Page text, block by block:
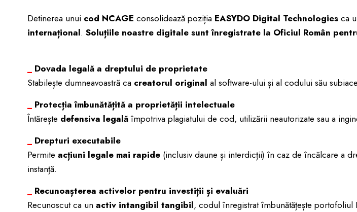
Detinerea unui cod NCAGE consolidează poziția EASYDO Digital Technologies ca
internațional. Soluțiile noastre digitale sunt înregistrate la Oficiul Român
_ Dovada legală a dreptului de proprietate
Stabilește dumneavoastră ca creatorul original al software-ului și al codului său
_ Protecția îmbunătățită a proprietății intelectuale
Întărește defensiva legală împotriva plagiatului de cod, utilizării neautorizate sau a
_ Drepturi executabile
Permite acțiuni legale mai rapide (inclusiv daune și interdicții) în caz de încălcare a
instanță.
_ Recunoașterea activelor pentru investiții și evaluări
Recunoscut ca un activ intangibil tangibil, codul înregistrat îmbunătățește